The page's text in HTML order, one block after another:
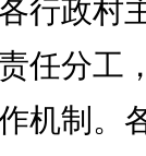
行政村
任分工
机制。